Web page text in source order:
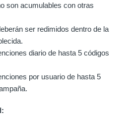
son acumulables con otras
ser redimidos dentro de la
diario de hasta 5 códigos
por usuario de hasta 5